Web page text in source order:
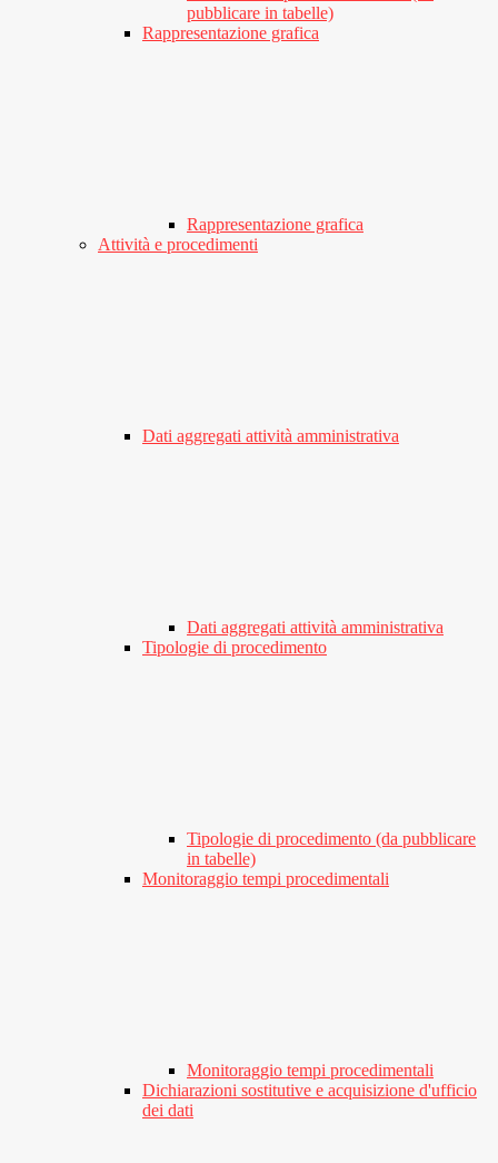
pubblicare in tabelle)
Rappresentazione grafica
Rappresentazione grafica
Attività e procedimenti
Dati aggregati attività amministrativa
Dati aggregati attività amministrativa
Tipologie di procedimento
Tipologie di procedimento (da pubblicare
in tabelle)
Monitoraggio tempi procedimentali
Monitoraggio tempi procedimentali
Dichiarazioni sostitutive e acquisizione d'ufficio
dei dati